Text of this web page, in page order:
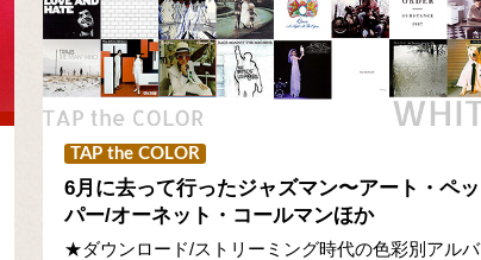
TAP the COLOR
6月に去って行ったジャズマン〜アート・ペッ
パー/オーネット・コールマンほか
★ダウンロード/ストリーミング時代の色彩別アルバ